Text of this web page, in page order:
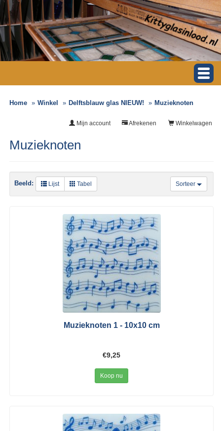
Home Winkel Delftsblauw glas NIEUW! Muzieknoten
Winkelwagen
Afrekenen
Mijn account
Muzieknoten
Sorteer
Beeld: Lijst Tabel
Muzieknoten 1 - 10x10 cm
€9,25
Koop nu